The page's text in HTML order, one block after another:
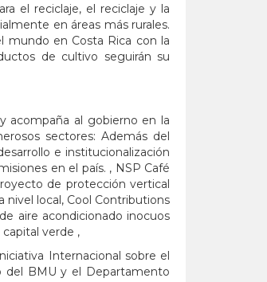
el reciclaje, el reciclaje y la
en áreas más rurales.
mundo en Costa Rica con la
de cultivo seguirán su
acompaña al gobierno en la
sectores: Además del
e institucionalización
en el país. , NSP Café
de protección vertical
nivel local, Cool Contributions
aire acondicionado inocuos
verde ,
Internacional sobre el
del BMU y el Departamento